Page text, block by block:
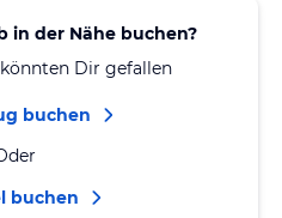
in der Nähe buchen?
Dir gefallen
buchen
buchen